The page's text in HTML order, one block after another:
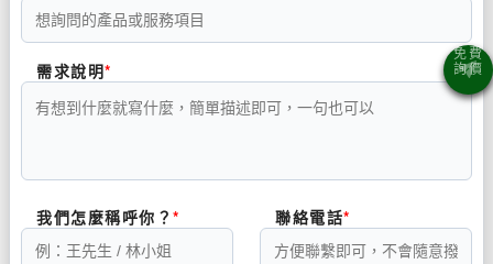
需求說明
我們怎麼稱呼你？ 聯絡電話